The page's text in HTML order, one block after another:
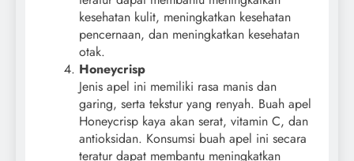
kesehatan kulit, meningkatkan kesehatan
pencernaan, dan meningkatkan kesehatan
otak.
Honeycrisp
Jenis apel ini memiliki rasa manis dan
garing, serta tekstur yang renyah. Buah apel
Honeycrisp kaya akan serat, vitamin C, dan
antioksidan. Konsumsi buah apel ini secara
teratur dapat membantu meningkatkan